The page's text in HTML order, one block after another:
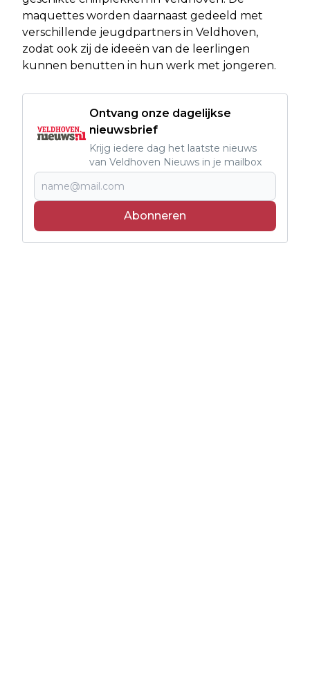
maquettes worden daarnaast gedeeld met
verschillende jeugdpartners in Veldhoven,
zodat ook zij de ideeën van de leerlingen
kunnen benutten in hun werk met jongeren.
Ontvang onze dagelijkse
nieuwsbrief
Krijg iedere dag het laatste nieuws
van Veldhoven Nieuws in je mailbox
Abonneren